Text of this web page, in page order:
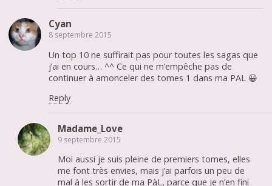
Cyan
8 septembre 2015
Un top 10 ne suffirait pas pour toutes les sagas que
j’ai en cours… ^^ Ce qui ne m’empêche pas de
continuer à amonceler des tomes 1 dans ma PAL 😀
Reply
Madame_Love
9 septembre 2015
Moi aussi je suis pleine de premiers tomes, elles
me font très envies, mais j’ai parfois un peu de
mal à les sortir de ma PàL, parce que je n’en fini